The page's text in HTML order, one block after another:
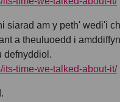
siarad am y peth' wedi'i
a theuluoedd i
defnyddiol.
time-we-talked-about-it/